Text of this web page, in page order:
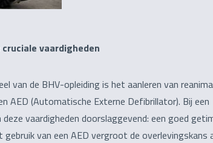
vaardigheden
van de BHV-opleiding is het aanleren van
AED (Automatische Externe Defibrillator). Bij een
vaardigheden doorslaggevend: een goed
van een AED vergroot de overlevingskans